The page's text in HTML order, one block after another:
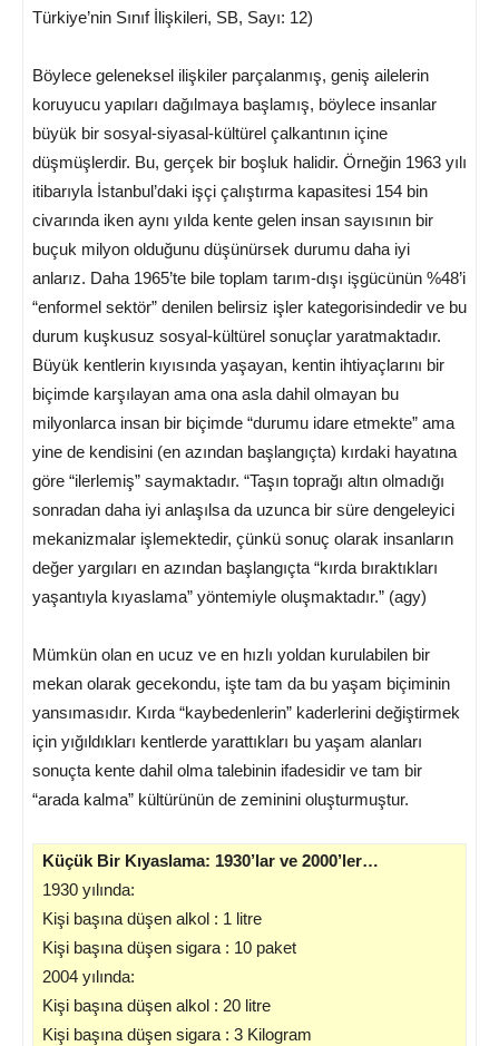
Türkiye’nin Sınıf İlişkileri, SB, Sayı: 12)
Böylece geleneksel ilişkiler parçalanmış, geniş ailelerin
koruyucu yapıları dağılmaya başlamış, böylece insanlar
büyük bir sosyal-siyasal-kültürel çalkantının içine
düşmüşlerdir. Bu, gerçek bir boşluk halidir. Örneğin 1963 yılı
itibarıyla İstanbul’daki işçi çalıştırma kapasitesi 154 bin
civarında iken aynı yılda kente gelen insan sayısının bir
buçuk milyon olduğunu düşünürsek durumu daha iyi
anlarız. Daha 1965’te bile toplam tarım-dışı işgücünün %48’i
“enformel sektör” denilen belirsiz işler kategorisindedir ve bu
durum kuşkusuz sosyal-kültürel sonuçlar yaratmaktadır.
Büyük kentlerin kıyısında yaşayan, kentin ihtiyaçlarını bir
biçimde karşılayan ama ona asla dahil olmayan bu
milyonlarca insan bir biçimde “durumu idare etmekte” ama
yine de kendisini (en azından başlangıçta) kırdaki hayatına
göre “ilerlemiş” saymaktadır. “Taşın toprağı altın olmadığı
sonradan daha iyi anlaşılsa da uzunca bir süre dengeleyici
mekanizmalar işlemektedir, çünkü sonuç olarak insanların
değer yargıları en azından başlangıçta “kırda bıraktıkları
yaşantıyla kıyaslama” yöntemiyle oluşmaktadır.” (agy)
Mümkün olan en ucuz ve en hızlı yoldan kurulabilen bir
mekan olarak gecekondu, işte tam da bu yaşam biçiminin
yansımasıdır. Kırda “kaybedenlerin” kaderlerini değiştirmek
için yığıldıkları kentlerde yarattıkları bu yaşam alanları
sonuçta kente dahil olma talebinin ifadesidir ve tam bir
“arada kalma” kültürünün de zeminini oluşturmuştur.
Küçük Bir Kıyaslama: 1930’lar ve 2000’ler…
1930 yılında:
Kişi başına düşen alkol : 1 litre
Kişi başına düşen sigara : 10 paket
2004 yılında:
Kişi başına düşen alkol : 20 litre
Kişi başına düşen sigara : 3 Kilogram